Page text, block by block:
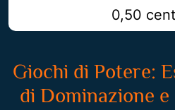
0,50
Giochi di Potere:
di Dominazione